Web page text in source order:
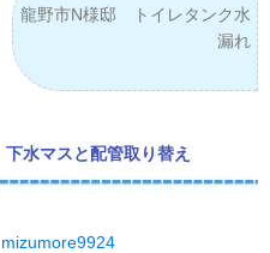
龍野市N様邸 トイレタンク水
漏れ
水マスと配管取り替え
mizumore9924